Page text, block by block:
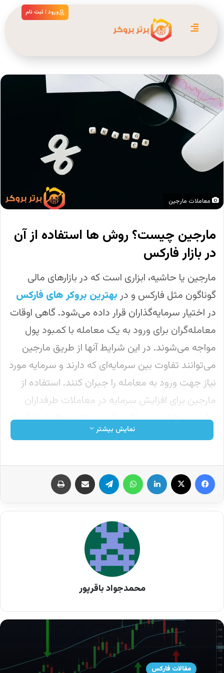
ورود | ثبت نام
معاملات مارجین
مارجین چیست؟ روش ها استفاده از آن
در بازار فارکس
مارجین یا حاشیه، ابزاری است که در بازارهای مالی
گوناگون مثل فارکس و دربهترین بروکر های فارکس
در اختیار سرمایه‌گذاران قرار داده می‌شود. گاهی اوقات
معامله‌گران برای ورود به یک معامله با کمبود پول
مواجه می‌شوند. در این شرایط آنها از طریق مارجین
می‌توانند تفاوت بین سرمایه‌ای که دارند و سرمایه مورد
نیاز جهت ورود به معامله را جبران کنند. استفاده از
مارجین برای افزایش سرمایه در معاملات طرفداران
زیادی در فارکس پیدا کرده است. با این حال استفاده از
این قابلیت شرایطی دارد که باید آنها را بدانید.
مارجین چیست ؟ مفهوم مارجین در
معاملات
مارچین این اجازه را به معامله‌گران می‌دهد که قدرت
نمایش بیشتر
محمدجواد باقرپور
مقالات فارکس